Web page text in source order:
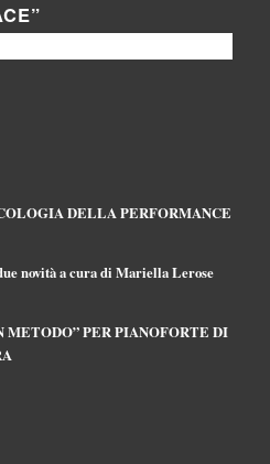
DELLA PERFORMANCE
novità a cura di Mariella Lerose
METODO” PER PIANOFORTE DI